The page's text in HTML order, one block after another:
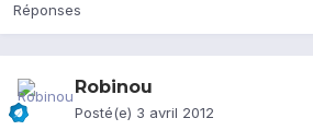
Réponses
Robinou
Posté(e) 3 avril 2012